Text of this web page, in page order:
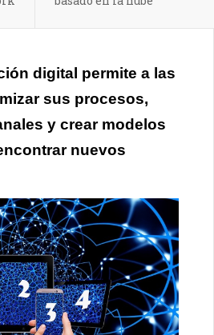
digital permite a las
sus procesos,
y crear modelos
nuevos